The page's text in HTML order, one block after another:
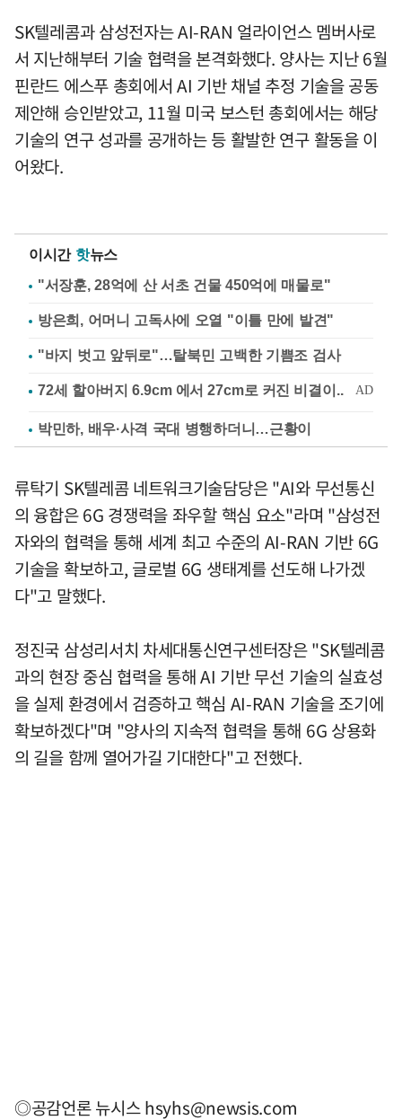
SK텔레콤과 삼성전자는 AI-RAN 얼라이언스 멤버사로
서 지난해부터 기술 협력을 본격화했다. 양사는 지난 6월
핀란드 에스푸 총회에서 AI 기반 채널 추정 기술을 공동
제안해 승인받았고, 11월 미국 보스턴 총회에서는 해당
기술의 연구 성과를 공개하는 등 활발한 연구 활동을 이
어왔다.
이시간 핫뉴스
"서장훈, 28억에 산 서초 건물 450억에 매물로"
방은희, 어머니 고독사에 오열 "이틀 만에 발견"
"바지 벗고 앞뒤로"…탈북민 고백한 기쁨조 검사
박민하, 배우·사격 국대 병행하더니…근황이
류탁기 SK텔레콤 네트워크기술담당은 "AI와 무선통신
의 융합은 6G 경쟁력을 좌우할 핵심 요소"라며 "삼성전
자와의 협력을 통해 세계 최고 수준의 AI-RAN 기반 6G
기술을 확보하고, 글로벌 6G 생태계를 선도해 나가겠
다"고 말했다.
정진국 삼성리서치 차세대통신연구센터장은 "SK텔레콤
과의 현장 중심 협력을 통해 AI 기반 무선 기술의 실효성
을 실제 환경에서 검증하고 핵심 AI-RAN 기술을 조기에
확보하겠다"며 "양사의 지속적 협력을 통해 6G 상용화
의 길을 함께 열어가길 기대한다"고 전했다.
◎공감언론 뉴시스hsyhs@newsis.com